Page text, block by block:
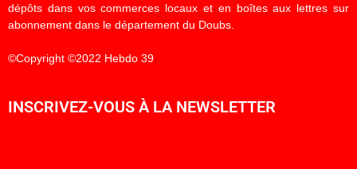
dépôts dans vos commerces locaux et en boîtes aux lettres sur
abonnement dans le département du Doubs.
©Copyright ©2022 Hebdo 39
INSCRIVEZ-VOUS À LA NEWSLETTER